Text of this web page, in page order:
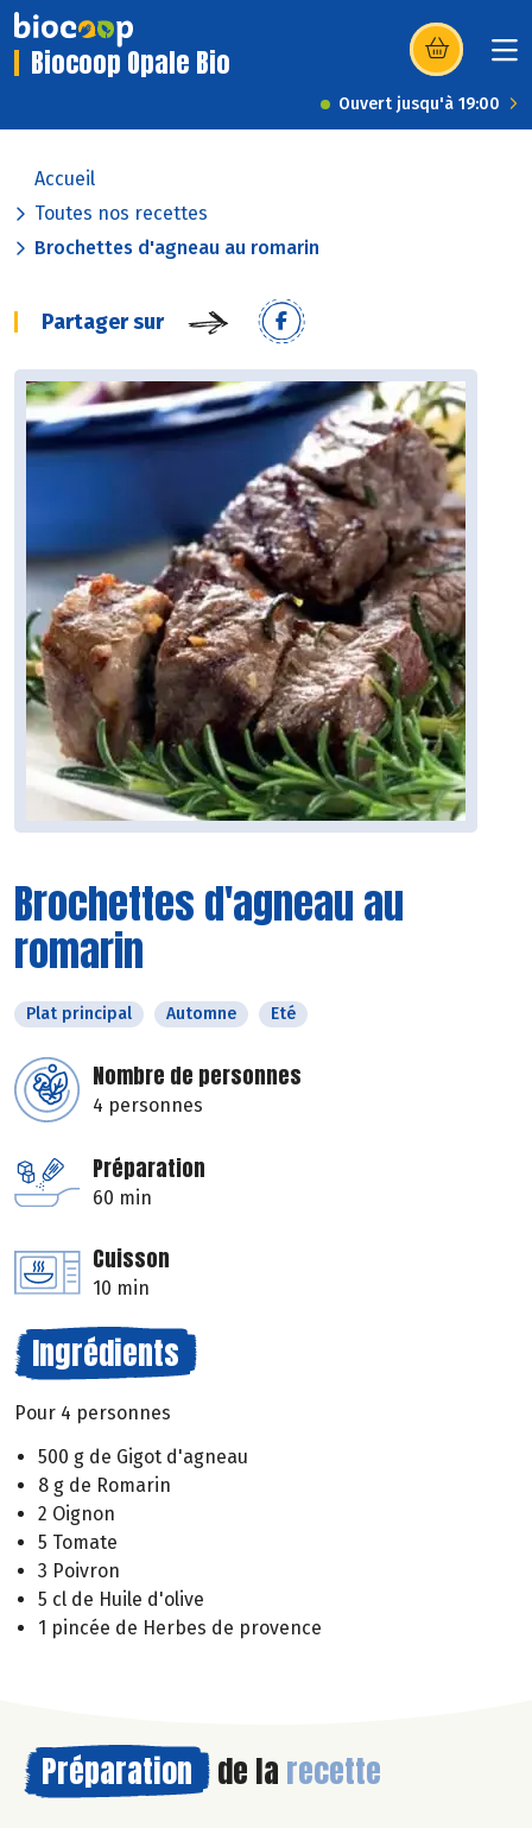
Biocoop Opale Bio (s’ouvre dans
Ouvert jusqu'à 19:00
Accueil
Toutes nos recettes
Brochettes d'agneau au romarin
Partager sur
Brochettes d'agneau au
romarin
Plat principal Automne Eté
Nombre de personnes
4 personnes
Préparation
60 min
Cuisson
10 min
Ingrédients
Pour 4 personnes
500 g de Gigot d'agneau
8 g de Romarin
2 Oignon
5 Tomate
3 Poivron
5 cl de Huile d'olive
1 pincée de Herbes de provence
Préparation de la recette